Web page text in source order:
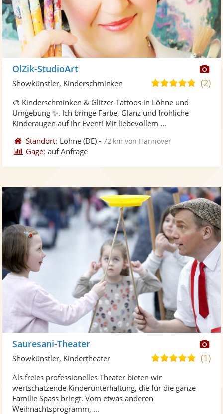
OlZik-StudioArt
4,9(2)
Showkünstler, Kinderschminken
🎨 Kinderschminken & Glitzer-Tattoos in Löhne und
Umgebung ✨. Ich bringe Farbe, Glanz und fröhliche
Kinderaugen auf Ihr Event! Mit liebevollem ...
Standort: Löhne (DE) -72 km von Hannover
Gage: auf Anfrage
Sauresani-Theater
5,0(1)
Showkünstler, Kindertheater
Als freies professionelles Theater bieten wir
wertschätzende Kinderunterhaltung, die für die ganze
Familie Spass bringt. Vom etwas anderen
Weihnachtsprogramm, ...